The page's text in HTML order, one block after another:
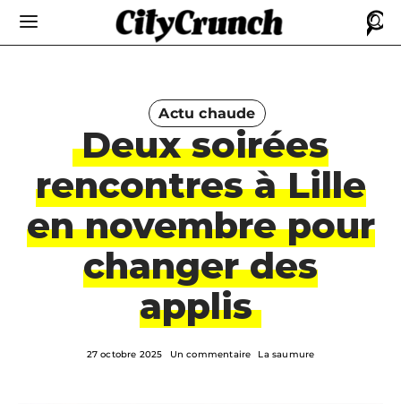
Actu chaude
Deux soirées
rencontres à Lille
en novembre pour
changer des
applis
27 octobre 2025 Un commentaire La saumure